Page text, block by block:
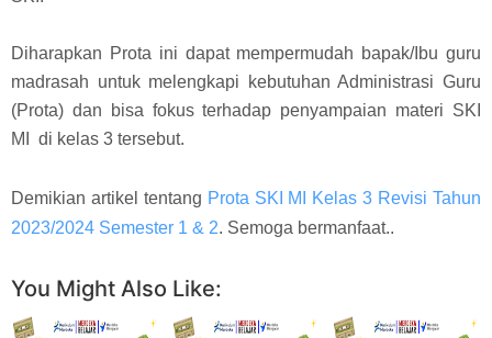
Diharapkan Prota ini dapat mempermudah bapak/Ibu guru
madrasah untuk melengkapi kebutuhan Administrasi Guru
(Prota) dan bisa fokus terhadap penyampaian materi SKI
MI di kelas 3 tersebut.
Demikian artikel tentang Prota SKI MI Kelas 3 Revisi Tahun
2023/2024 Semester 1 & 2. Semoga bermanfaat..
You Might Also Like: